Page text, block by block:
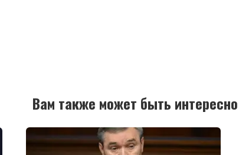
Вам также может быть интересно